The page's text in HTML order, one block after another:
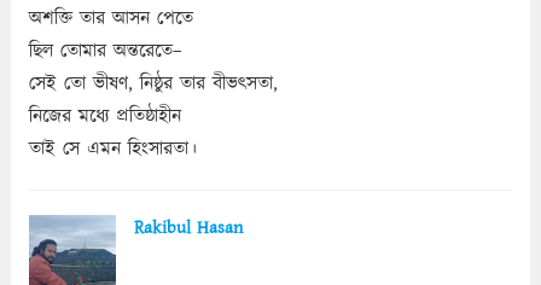
অশক্তি তার আসন পেতে
ছিল তোমার অন্তরেতে–
সেই তো ভীষণ, নিষ্ঠুর তার বীভৎসতা,
নিজের মধ্যে প্রতিষ্ঠাহীন
তাই সে এমন হিংসারতা।
Rakibul Hasan